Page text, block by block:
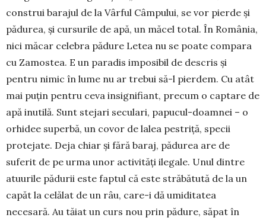
construi barajul de la Vârful Câmpului, se vor pierde și
pădurea, și cursurile de apă, un măcel total. În România,
nici măcar celebra pădure Letea nu se poate compara
cu Zamostea. E un paradis imposibil de descris și
pentru nimic în lume nu ar trebui să-l pierdem. Cu atât
mai puțin pentru ceva insignifiant, precum o captare de
apă inutilă. Sunt stejari seculari, papu­cul-doamnei – o
orhidee superbă, un covor de lalea pestriță, specii
protejate. Deja chiar și fără baraj, pădurea are de
suferit de pe urma unor activități ilegale. Unul dintre
atuurile pădurii este faptul că este străbătută de la un
capăt la celălat de un râu, care-i dă umiditatea
necesară. Au tăiat un curs nou prin pădure, săpat în